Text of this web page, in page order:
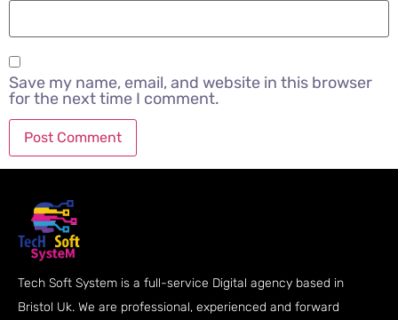
Save my name, email, and website in this browser
for the next time I comment.
Tech Soft System is a full-service Digital agency based in
Bristol Uk. We are professional, experienced and forward